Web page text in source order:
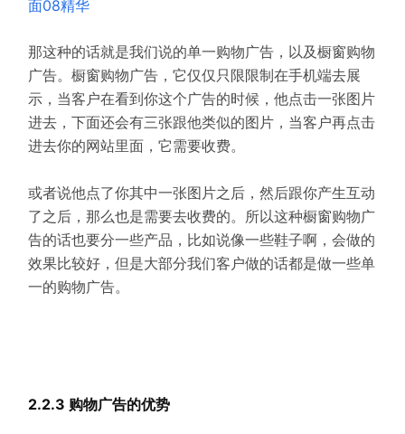
那这种的话就是我们说的单一购物广告，以及橱窗购物
广告。橱窗购物广告，它仅仅只限限制在手机端去展
示，当客户在看到你这个广告的时候，他点击一张图片
进去，下面还会有三张跟他类似的图片，当客户再点击
进去你的网站里面，它需要收费。
或者说他点了你其中一张图片之后，然后跟你产生互动
了之后，那么也是需要去收费的。所以这种橱窗购物广
告的话也要分一些产品，比如说像一些鞋子啊，会做的
效果比较好，但是大部分我们客户做的话都是做一些单
一的购物广告。
2.2.3 购物广告的优势